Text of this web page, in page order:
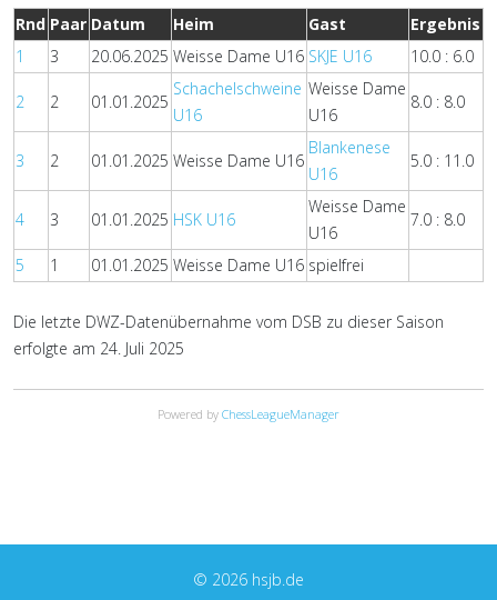
Rnd Paar Datum Heim Gast
Ergebnis
1
3 20.06.2025 Weisse Dame U16 SKJE U16 10.0 : 6.0
2 2 01.01.2025
Schachelschweine
U16
Weisse Dame
U16
8.0 : 8.0
3 2 01.01.2025 Weisse Dame U16
Blankenese
U16
5.0 : 11.0
4 3 01.01.2025 HSK U16
Weisse Dame
U16
7.0 : 8.0
5 1 01.01.2025 Weisse Dame U16 spielfrei
Die letzte DWZ-Datenübernahme vom DSB zu dieser Saison
erfolgte am 24. Juli 2025
Powered by ChessLeagueManager
© 2026 hsjb.de